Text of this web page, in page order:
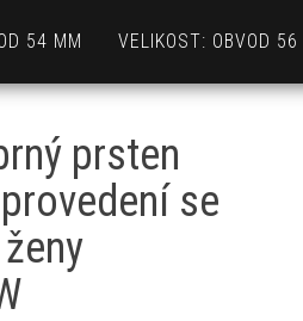
54 MM VELIKOST: OBVOD 56
prsten
provedení se